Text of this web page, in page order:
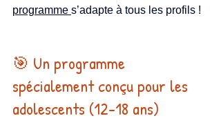
programme s’adapte à tous les profils !
🎯 Un programme
spécialement conçu pour les
adolescents (12-18 ans)